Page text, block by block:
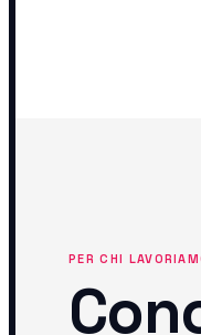
PER CHI